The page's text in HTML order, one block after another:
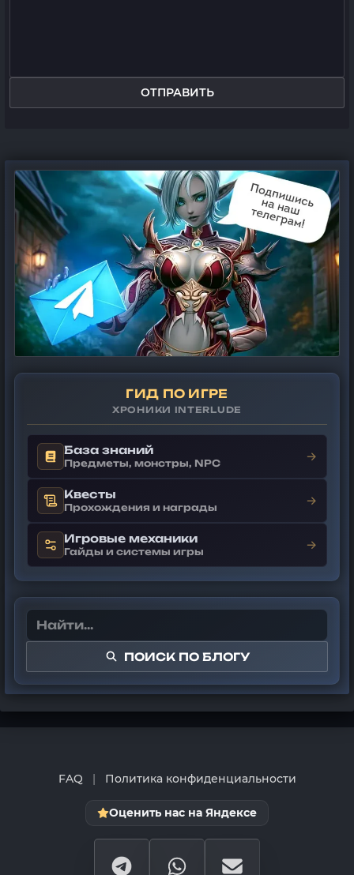
ОТПРАВИТЬ
ГИД ПО ИГРЕ
ХРОНИКИ INTERLUDE
База знаний
Предметы, монстры, NPC →
Квесты
Прохождения и награды →
Игровые механики
Гайды и системы игры →
ПОИСК ПО БЛОГУ
FAQ | Политика конфиденциальности
Оценить нас на Яндексе